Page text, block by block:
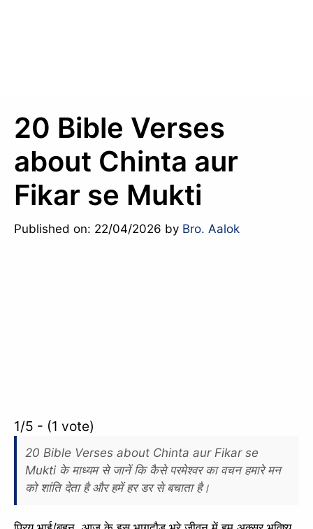
20 Bible Verses
about Chinta aur
Fikar se Mukti
Published on: 22/04/2026 by Bro. Aalok
1/5 - (1 vote)
20 Bible Verses about Chinta aur Fikar se
Mukti के माध्यम से जानें कि कैसे परमेश्वर का वचन हमारे मन
को शांति देता है और हमें हर डर से बचाता है।